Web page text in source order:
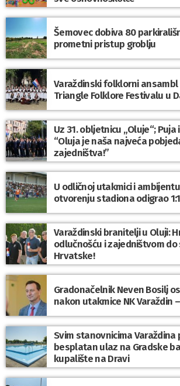
Šemovec dobiva 80
prometni pristup groblju
Varaždinski folklorni
Triangle Folklore Festivalu u
Uz 31. obljetnicu „Oluje“;
“Oluja je naša najveća
zajedništva!”
U odličnoj utakmici i
otvorenju stadiona odigrao
Varaždinski branitelji u Oluji:
odlučnošću i zajedništvom
Hrvatske!
Gradonačelnik Neven Bosilj
nakon utakmice NK Varaždin
Svim stanovnicima Varaždina
besplatan ulaz na Gradske
kupalište na Dravi